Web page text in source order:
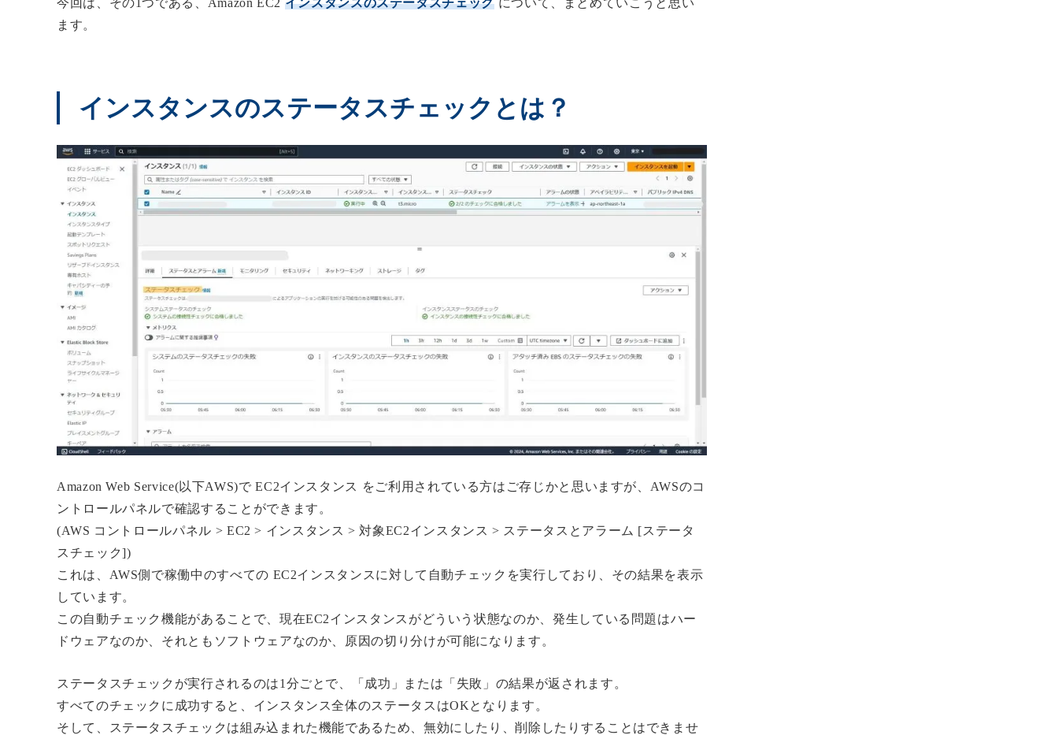
ます。
インスタンスのステータスチェックとは？
Amazon Web Service(以下AWS)で EC2インスタンス をご利用されている方はご存じかと思いますが、AWSのコ
ントロールパネルで確認することができます。
(AWS コントロールパネル > EC2 > インスタンス > 対象EC2インスタンス > ステータスとアラーム [ステータ
スチェック])
これは、AWS側で稼働中のすべての EC2インスタンスに対して自動チェックを実行しており、その結果を表示
しています。
この自動チェック機能があることで、現在EC2インスタンスがどういう状態なのか、発生している問題はハー
ドウェアなのか、それともソフトウェアなのか、原因の切り分けが可能になります。
ステータスチェックが実行されるのは1分ごとで、「成功」または「失敗」の結果が返されます。
すべてのチェックに成功すると、インスタンス全体のステータスはOKとなります。
そして、ステータスチェックは組み込まれた機能であるため、無効にしたり、削除したりすることはできませ